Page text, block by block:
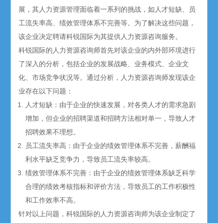
展，其人力资源管理面临着一系列的挑战，如人才短缺、员
工流失率高、绩效管理体系不完善等。为了解决这些问题，
该企业决定聘请科锐国际为其提供人力资源咨询服务。
科锐国际的人力资源咨询师首先对该企业的内外部环境进行
了深入的分析，包括企业的发展战略、业务模式、企业文
化、市场竞争状况等。通过分析，人力资源咨询师发现该企
业存在以下问题：
人才短缺：由于企业的快速发展，对各类人才的需求急剧
增加，但企业的招聘渠道和招聘方法相对单一，导致人才
招聘效果不理想。
员工流失率高：由于企业的绩效管理体系不完善，薪酬福
利水平缺乏竞争力，导致员工流失率较高。
绩效管理体系不完善：由于企业的绩效管理体系缺乏科学
合理的绩效考核指标和评价方法，导致员工的工作积极性
和工作效率不高。
针对以上问题，科锐国际的人力资源咨询师为该企业制定了